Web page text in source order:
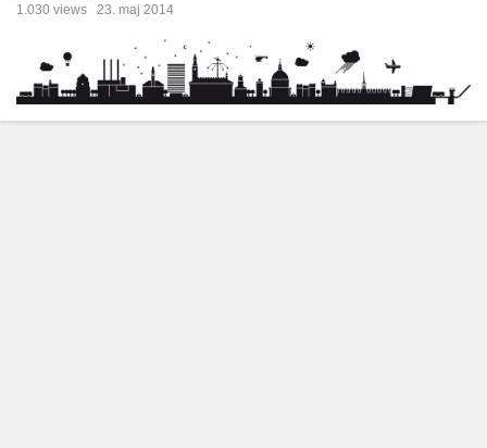
1.030 views 23. maj 2014